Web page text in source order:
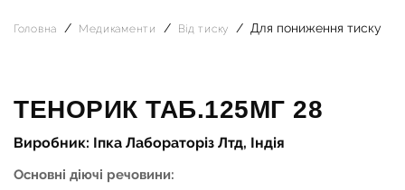
Головна Медикаменти Від тиску Для пониження тиску
ТЕНОРИК ТАБ.125МГ 28
Виробник: Іпка Лабораторіз Лтд, Індія
Основні діючі речовини: